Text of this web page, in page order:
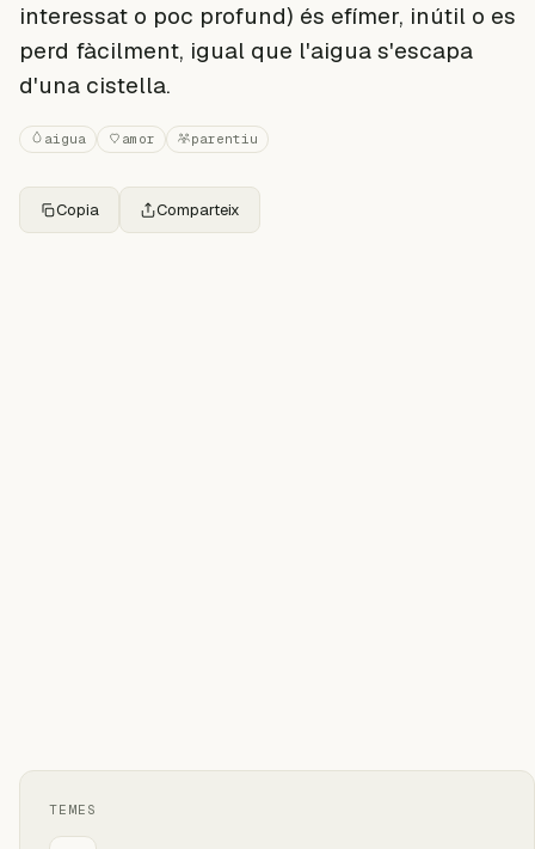
interessat o poc profund) és efímer, inútil o es
perd fàcilment, igual que l'aigua s'escapa
d'una cistella.
aigua amor parentiu
Copia Comparteix
TEMES